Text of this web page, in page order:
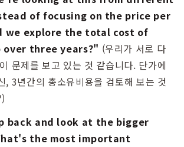
of focusing on the price per
we explore the total cost of
over three years?" (우리가 서로 다
문제를 보고 있는 것 같습니다. 단가에
, 3년간의 총소유비용을 검토해 보는 것
back and look at the bigger
the most important